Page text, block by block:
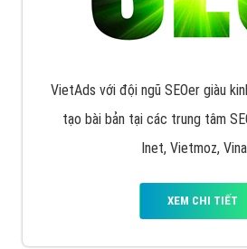
VietAds với đội ngũ SEOer giàu
tạo bài bản tại các trung tâm
Inet, Vietmoz,
XEM CHI TIẾT